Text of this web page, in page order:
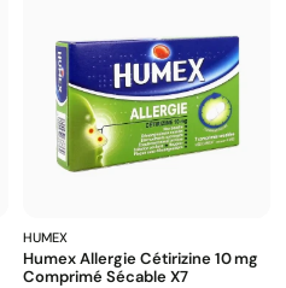
HUMEX
Humex Allergie Cétirizine 10 Mg
Comprimé Sécable X7